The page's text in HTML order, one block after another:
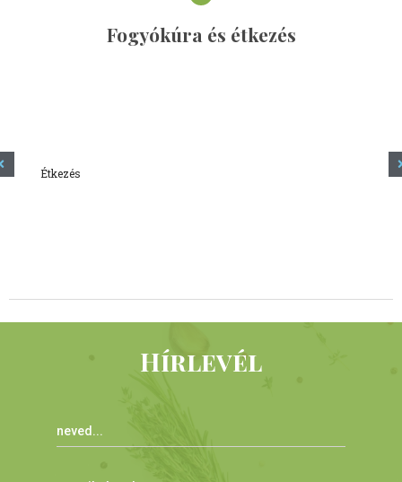
Fogyókúra és étkezés
Étkezés
Hírlevél